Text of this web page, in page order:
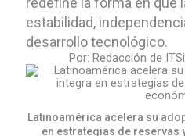
estabilidad,
desarrollo tecnológico.
Por: Redacción de
Latinoamérica acelera su
en estrategias de